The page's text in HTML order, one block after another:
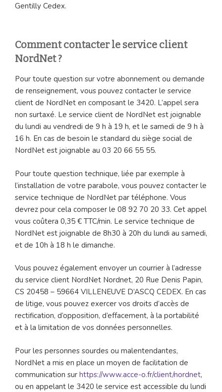
Gentilly Cedex.
Comment contacter le service client
NordNet ?
Pour toute question sur votre abonnement ou demande
de renseignement, vous pouvez contacter le service
client de NordNet en composant le 3420. L’appel sera
non surtaxé. Le service client de NordNet est joignable
du lundi au vendredi de 9 h à 19 h, et le samedi de 9 h à
16 h. En cas de besoin le standard du siège social de
NordNet est joignable au 03 20 66 55 55.
Pour toute question technique, liée par exemple à
l’installation de votre parabole, vous pouvez contacter le
service technique de NordNet par téléphone. Vous
devrez pour cela composer le 08 92 70 20 33. Cet appel
vous coûtera 0,35 € TTC/min. Le service technique de
NordNet est joignable de 8h30 à 20h du lundi au samedi,
et de 10h à 18 h le dimanche.
Vous pouvez également envoyer un courrier à l’adresse
du service client NordNet Nordnet, 20 Rue Denis Papin,
CS 20458 – 59664 VILLENEUVE D’ASCQ CEDEX. En cas
de litige, vous pouvez exercer vos droits d’accès de
rectification, d’opposition, d’effacement, à la portabilité
et à la limitation de vos données personnelles.
Pour les personnes sourdes ou malentendantes,
NordNet a mis en place un moyen de facilitation de
communication sur https://www.acce-o.fr/client/nordnet,
ou en appelant le 3420 le service est accessible du lundi